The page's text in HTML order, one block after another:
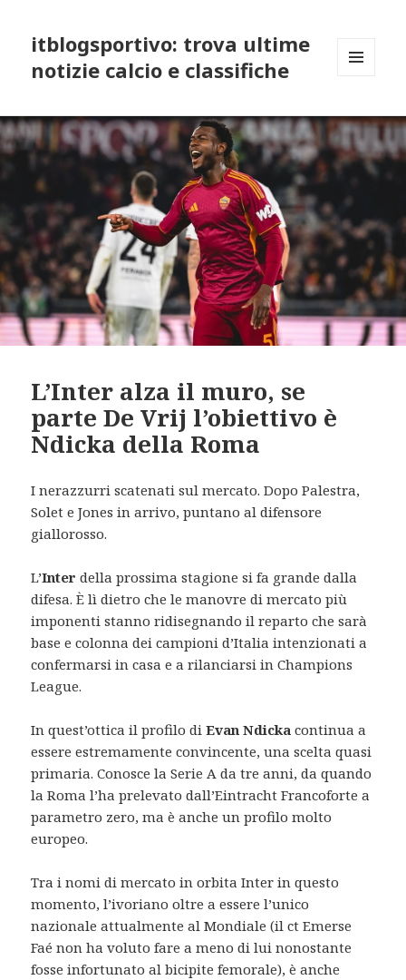
itblogsportivo: trova ultime
notizie calcio e classifiche
WIDGETS
L’Inter alza il muro, se
parte De Vrij l’obiettivo è
Ndicka della Roma
I nerazzurri scatenati sul mercato. Dopo Palestra,
Solet e Jones in arrivo, puntano al difensore
giallorosso.
L’Interdella prossima stagione si fa grande dalla
difesa. È lì dietro che le manovre di mercato più
imponenti stanno ridisegnando il reparto che sarà
base e colonna dei campioni d’Italia intenzionati a
confermarsi in casa e a rilanciarsi in Champions
League.
In quest’ottica il profilo diEvan Ndicka continua a
essere estremamente convincente, una scelta quasi
primaria. Conosce la Serie A da tre anni, da quando
la Roma l’ha prelevato dall’Eintracht Francoforte a
parametro zero, ma è anche un profilo molto
europeo.
Tra i nomi di mercato in orbita Inter in questo
momento, l’ivoriano oltre a essere l’unico
nazionale attualmente al Mondiale (il ct Emerse
Faé non ha voluto fare a meno di lui nonostante
fosse infortunato al bicipite femorale), è anche